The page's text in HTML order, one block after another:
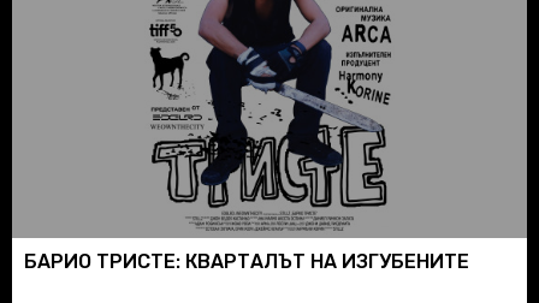
БАРИО ТРИСТЕ: КВАРТАЛЪТ НА ИЗГУБЕНИТЕ